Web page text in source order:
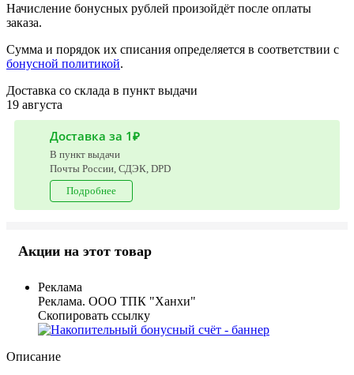
Начисление бонусных рублей произойдёт после оплаты
заказа.
Сумма и порядок их списания определяется в соответствии с
бонусной политикой.
Доставка со склада в пункт выдачи
19 августа
Доставка за 1₽
В пункт выдачи
Почты России, СДЭК, DPD
Подробнее
Акции на этот товар
Реклама
Реклама. ООО ТПК "Ханхи"
Скопировать ссылку
Описание